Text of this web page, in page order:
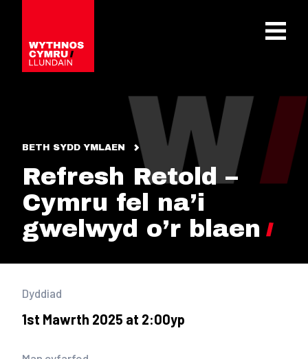
OPEN
BETH SYDD YMLAEN
Refresh Retold –
Cymru fel na’i
gwelwyd o’r blaen
Dyddiad
1st Mawrth 2025 at 2:00yp